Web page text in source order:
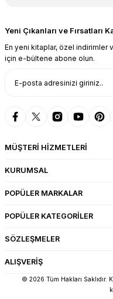
Yeni Çıkanları ve Fırsatları
En yeni kitaplar, özel indirimler
için e-bültene abone olun.
MÜŞTERİ HİZMETLERİ
KURUMSAL
POPÜLER MARKALAR
POPÜLER KATEGORİLER
SÖZLEŞMELER
ALIŞVERİŞ
© 2026 Tüm Hakları Saklıdır.